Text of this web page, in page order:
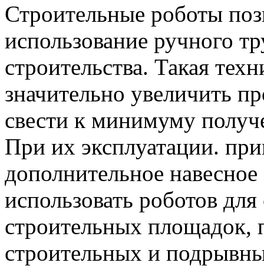
Строительные роботы
использование ручного
строительства. Такая
значительно увеличить
свести к минимуму
При их эксплуатации.
дополнительное
использовать роботов
строительных площадок,
строительных и